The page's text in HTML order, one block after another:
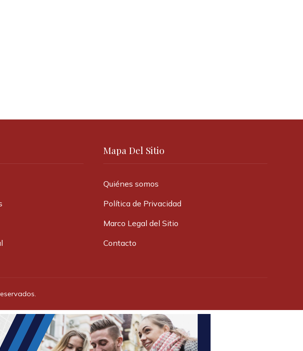
Mapa Del Sitio
Quiénes somos
Política de Privacidad
Marco Legal del Sitio
Contacto